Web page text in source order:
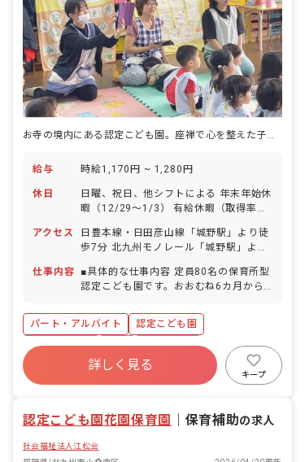
育室清掃、片づけ、園児お迎え、順次降
園 18:00～：通常保育終了後、延長預り
保育 19:00：閉園（延長預かり保育終わ
り次第終了） ■保育への想い・大切にし
ていること 私たちの仕事は、保育はもち
ろん保護者への育児支援や地域との交流
等、人と人をつなぐ大切な役割も担って
います。 とはいえ、難しいことはありま
せん。 子どもたちを中心にコミュニケー
お寺の境内にある認定こども園。座禅で心を整えた子どもたちと、日々のできごとを重ねていけます。
給与 時給1,170円 ~ 1,280円
休日
日曜、祝日、他シフトによる 年末年始休
暇（12/29～1/3） 有給休暇（取得率
アクセス
日豊本線・日田彦山線「城野駅」より徒
歩7分 北九州モノレール「城野駅」より
1分 ■マイカー、自転車通勤可（駐車場
は自己契約自己負担※周辺利用相場月
仕事内容
■具体的な仕事内容 定員80名の保育所型
認定こども園です。おおむね6カ月から
もと保護者と保育園との信頼関係を大切
にしながら家庭的な保育を目指していま
す。 担任保育教諭のもとで補助的業務、
準備片づけなどをお願いします。担任保
育教諭の保育計画のもとに、主に補助的
ちと充実した関わりを持てます。 資格を
や、資格所持のみで今まで活用していな
パート・アルバイト
認定こども園
社会保険完備
有給
残業少なめ
昇給昇進あり
社会福祉法人
車通勤可
詳しく見る
キープ
認定こども園花園保育園 保育補助の求人
社会福祉法人江松会